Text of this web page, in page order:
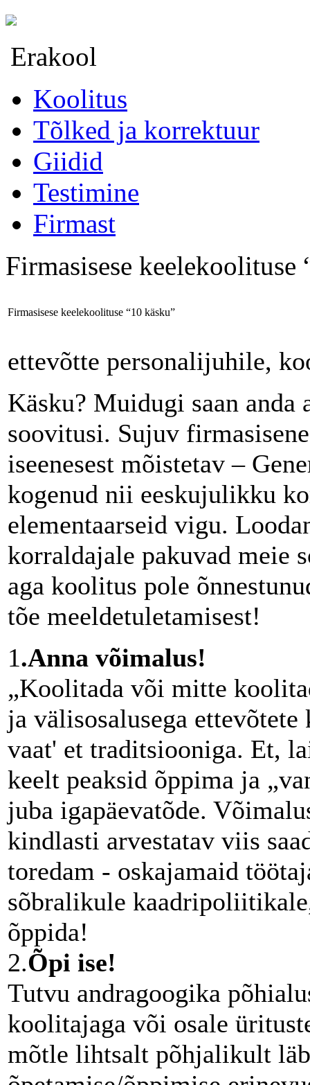
Erakool
Koolitus
Tõlked ja korrektuur
Giidid
Testimine
Firmast
Firmasisese keelekoolituse
Firmasisese keelekoolituse “10 käsku”
ettevõtte personalijuhile,
Käsku? Muidugi saan
soovitusi. Sujuv
iseenesest mõistetav –
kogenud nii eeskujulikku
elementaarseid vigu.
korraldajale pakuvad meie
aga koolitus pole
tõe meeldetuletamisest!
1.Anna võimalus!
„Koolitada või mitte
ja välisosalusega
vaat' et traditsiooniga. Et,
keelt peaksid õppima ja
juba igapäevatõde.
kindlasti arvestatav viis
toredam - oskajamaid
sõbralikule
õppida!
2.Õpi ise!
Tutvu andragoogika
koolitajaga või osale
mõtle lihtsalt põhjalikult